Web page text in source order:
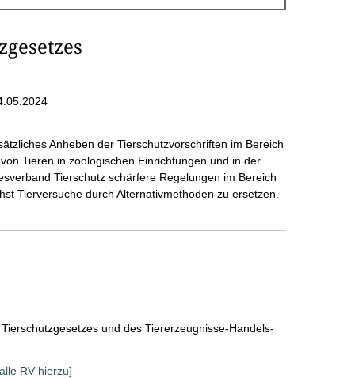
Anheben der Tierschutzvorschriften im Bereich
Tieren in zoologischen Einrichtungen und in der
Tierschutz schärfere Regelungen im Bereich
Tierversuche durch Alternativmethoden zu ersetzen.
und des Tiererzeugnisse-Handels-
RV hierzu]